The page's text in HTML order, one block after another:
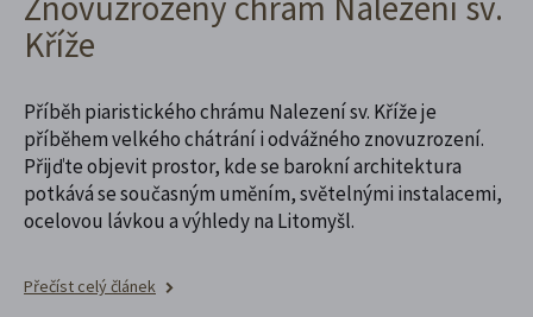
Kříže
Příběh piaristického chrámu Nalezení sv. Kříže je
příběhem velkého chátrání i odvážného znovuzrození.
Přijďte objevit prostor, kde se barokní architektura
potkává se současným uměním, světelnými instalacemi,
ocelovou lávkou a výhledy na Litomyšl.
Přečíst celý článek